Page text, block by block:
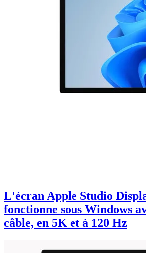
L'écran Apple Studio
fonctionne sous Windows
câble, en 5K et à 120 Hz